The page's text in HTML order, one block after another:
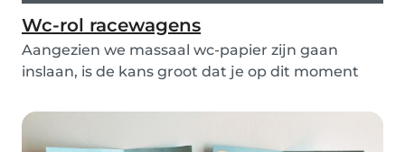
Wc-rol racewagens
Aangezien we massaal wc-papier zijn gaan
inslaan, is de kans groot dat je op dit moment